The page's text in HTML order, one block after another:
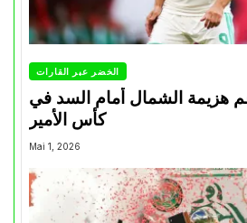
الخضر عبر القارات
هزيمة الشمال أمام السد في
كأس الأمير
Mai 1, 2026